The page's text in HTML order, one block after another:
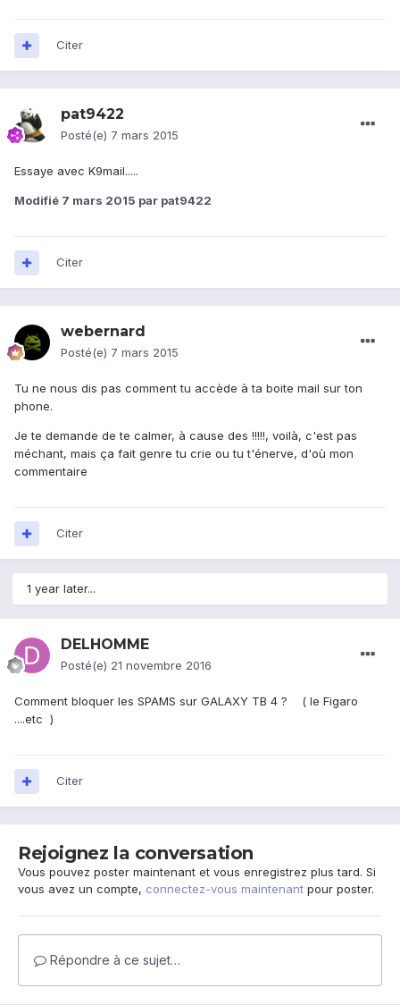
Citer
pat9422
Posté(e) 7 mars 2015
Essaye avec K9mail.....
Modifié 7 mars 2015 par pat9422
Citer
webernard
Posté(e) 7 mars 2015
Tu ne nous dis pas comment tu accède à ta boite mail sur ton
phone.
Je te demande de te calmer, à cause des !!!!!, voilà, c'est pas
méchant, mais ça fait genre tu crie ou tu t'énerve, d'où mon
commentaire
Citer
1 year later...
DELHOMME
Posté(e) 21 novembre 2016
Comment bloquer les SPAMS sur GALAXY TB 4 ? ( le Figaro
....etc )
Citer
Rejoignez la conversation
Vous pouvez poster maintenant et vous enregistrez plus tard. Si
vous avez un compte, connectez-vous maintenant pour poster.
Répondre à ce sujet…